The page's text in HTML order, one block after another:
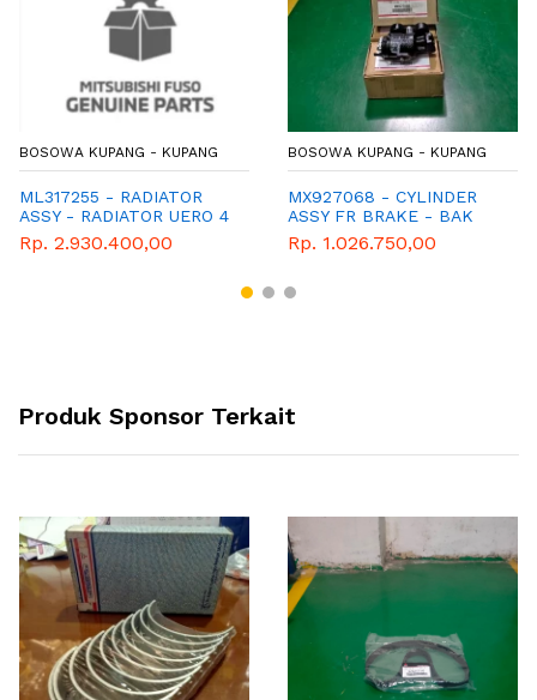
BOSOWA KUPANG - KUPANG
ML317255 - RADIATOR
ASSY - RADIATOR UERO 4
Rp. 2.930.400,00
BOSOWA KUPANG - KUPANG
MX927068 - CYLINDER
ASSY FR BRAKE - BAK
REM DEPAN TURBO
Rp. 1.026.750,00
Produk Sponsor Terkait